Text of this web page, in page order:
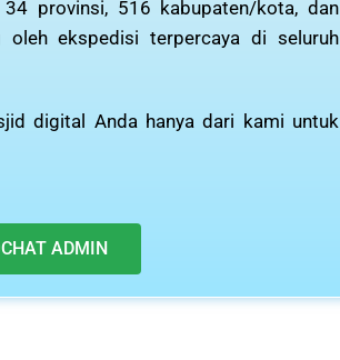
provinsi, 516 kabupaten/kota, dan
oleh ekspedisi terpercaya di seluruh
digital Anda hanya dari kami untuk
CHAT ADMIN